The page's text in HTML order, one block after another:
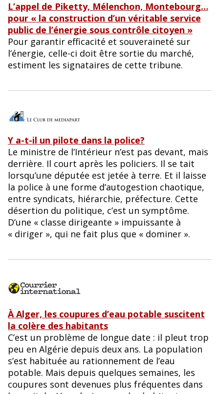
L’appel de Piketty, Mélenchon, Montebourg…
pour « la construction d’un véritable service
public de l’énergie sous contrôle citoyen »
Pour garantir efficacité et souveraineté sur
l’énergie, celle-ci doit être sortie du marché,
estiment les signataires de cette tribune.
Y a-t-il un pilote dans la police?
Le ministre de l’Intérieur n’est pas devant, mais
derrière. Il court après les policiers. Il se tait
lorsqu’une députée est jetée à terre. Et il laisse
la police à une forme d’autogestion chaotique,
entre syndicats, hiérarchie, préfecture. Cette
désertion du politique, c’est un symptôme.
D’une « classe dirigeante » impuissante à
« diriger », qui ne fait plus que « dominer ».
À Alger, les coupures d’eau potable suscitent
la colère des habitants
C’est un problème de longue date : il pleut trop
peu en Algérie depuis deux ans. La population
s’est habituée au rationnement de l’eau
potable. Mais depuis quelques semaines, les
coupures sont devenues plus fréquentes dans